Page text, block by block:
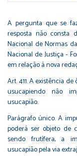
A pergunta que se
resposta não consta
Nacional de Normas
Nacional de Justiça -
em relação à nova
Art. 411. A existência
usucapiendo não
usucapião.
Parágrafo único. A
poderá ser objeto de
sendo frutífera, a
usucapião pela via